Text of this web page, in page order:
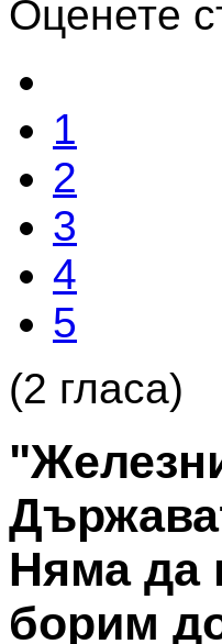
Оценете
1
2
3
4
5
(2 гласа)
Няма да
борим